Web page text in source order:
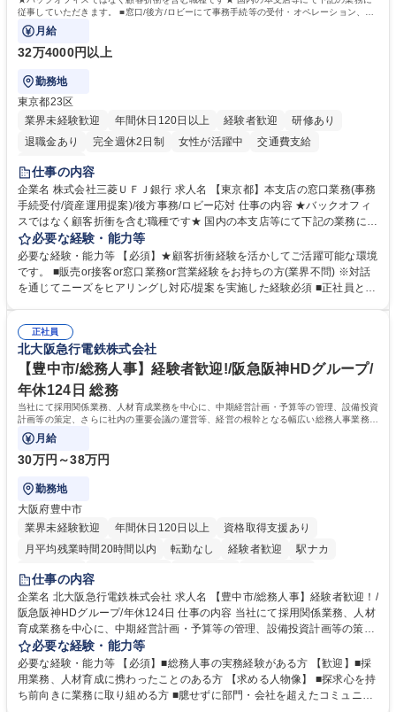
従事していただきます。 ■窓口/後方/ロビーにて事務手続等の受付・オペレーション、お
客様対応
月給
32万4000円以上
勤務地
東京都23区
業界未経験歓迎
年間休日120日以上 経験者歓迎
研修あり
退職金あり
完全週休2日制 女性が活躍中
交通費支給
土日祝休み
仕事の内容
企業名 株式会社三菱ＵＦＪ銀行 求人名 【東京都】本支店の窓口業務(事務
手続受付/資産運用提案)/後方事務/ロビー応対 仕事の内容 ★バックオフィ
スではなく顧客折衝を含む職種です★ 国内の本支店等にて下記の業務に従
事していただきます。 ■窓口/後方/ロビーにて事務手続等の受付・オペレ
ーション、お客様対応 ■窓口にて、ご来店された個人のお客様に対して金
融商品のご提案 ■効率的な事務運用の検討・構築等 ≪業務紹介：ご応募前
に必ずご覧ください≫ ※記事 https://www.mysite.bk.mufg.jp/career/circle/
必要な経験・能力等
必要な経験・能力等 【必須】★顧客折衝経験を活かしてご活躍可能な環境
です。 ■販売or接客or窓口業務or営業経験をお持ちの方(業界不問) ※対話
を通じてニーズをヒアリングし対応/提案を実施した経験必須 ■正社員とし
るので安心して入行いただけます。 幅広いキャリアの選択肢があり、公募
や社内副業等を活用し、 一人ひとりが挑戦できるカルチャーが浸透してい
ます。 学歴・資格 学歴：大学院 大学 高専 短大 専修学校 高校 語学力：
資格：
正社員
北大阪急行電鉄株式会社
【豊中市/総務人事】経験者歓迎!/阪急阪神HDグループ/
年休124日 総務
当社にて採用関係業務、人材育成業務を中心に、中期経営計画・予算等の管理、設備投資
計画等の策定、さらに社内の重要会議の運営等、経営の根幹となる幅広い総務人事業務全
般を担当していただきます。
月給
30万円～38万円
勤務地
大阪府豊中市
業界未経験歓迎
年間休日120日以上
資格取得支援あり
月平均残業時間20時間以内
転勤なし 経験者歓迎
駅ナカ
退職金あり
土日祝休み
服装自由 昼食補助あり 食事補助あり
仕事の内容
企業名 北大阪急行電鉄株式会社 求人名 【豊中市/総務人事】経験者歓迎！/
阪急阪神HDグループ/年休124日 仕事の内容 当社にて採用関係業務、人材
育成業務を中心に、中期経営計画・予算等の管理、設備投資計画等の策
定、さらに社内の重要会議の運営等、経営の根幹となる幅広い総務人事業
務全般を担当していただきます。 【主な業務内容】 ■採用関係業務および
人材育成(社員研修)業務の推進 ■中期経営計画および予算等の管理 ■設備
投資計画等の策定 ■社内の重要会議の運営 ■その他総務人事業務全般 【入
必要な経験・能力等
必要な経験・能力等 【必須】■総務人事の実務経験がある方 【歓迎】■採
用業務、人材育成に携わったことのある方 【求める人物像】 ■探求心を持
ち前向きに業務に取り組める方 ■臆せずに部門・会社を超えたコミュニケ